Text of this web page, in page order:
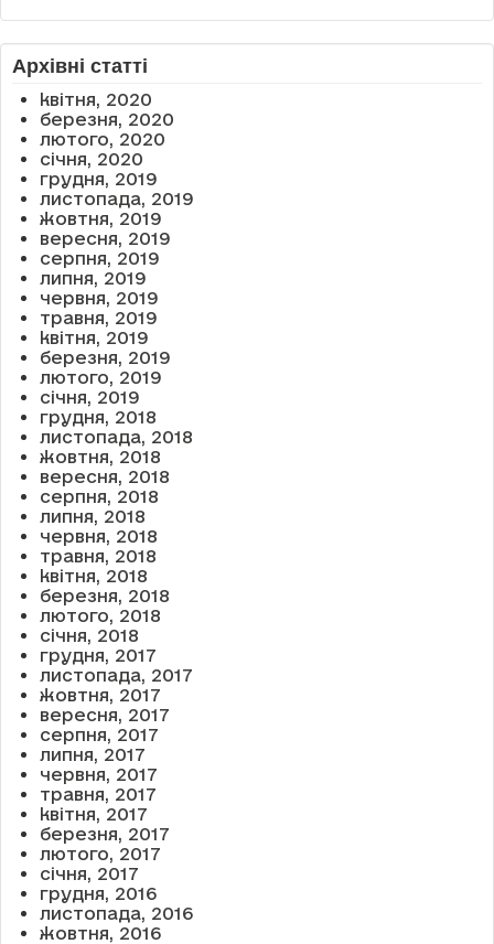
Архівні статті
квітня, 2020
березня, 2020
лютого, 2020
січня, 2020
грудня, 2019
листопада, 2019
жовтня, 2019
вересня, 2019
серпня, 2019
липня, 2019
червня, 2019
травня, 2019
квітня, 2019
березня, 2019
лютого, 2019
січня, 2019
грудня, 2018
листопада, 2018
жовтня, 2018
вересня, 2018
серпня, 2018
липня, 2018
червня, 2018
травня, 2018
квітня, 2018
березня, 2018
лютого, 2018
січня, 2018
грудня, 2017
листопада, 2017
жовтня, 2017
вересня, 2017
серпня, 2017
липня, 2017
червня, 2017
травня, 2017
квітня, 2017
березня, 2017
лютого, 2017
січня, 2017
грудня, 2016
листопада, 2016
жовтня, 2016